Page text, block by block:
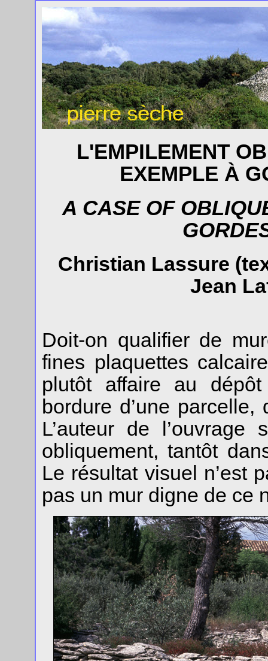
L'EMPILEMENT
EXEMPLE À
A CASE OF
Christian Lassure
Jean
Doit-on qualifier de
fines plaquettes
plutôt affaire au
bordure d’une
L’auteur de l’ouvrage
obliquement, tantôt
Le résultat visuel n’est
pas un mur digne de ce